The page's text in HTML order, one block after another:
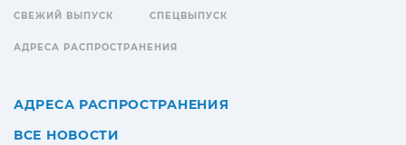
СВЕЖИЙ ВЫПУСК СПЕЦВЫПУСК
АДРЕСА РАСПРОСТРАНЕНИЯ
АДРЕСА РАСПРОСТРАНЕНИЯ
ВСЕ НОВОСТИ